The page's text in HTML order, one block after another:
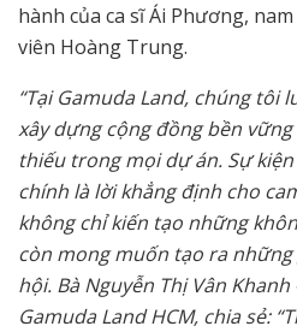
hành của ca sĩ Ái Phương,
viên Hoàng Trung.
“Tại Gamuda Land, chúng tôi
xây dựng cộng đồng bền
thiếu trong mọi dự án. Sự kiện
chính là lời khẳng định cho
không chỉ kiến tạo những
còn mong muốn tạo ra
hội. Bà Nguyễn Thị Vân
Gamuda Land HCM, chia sẻ: